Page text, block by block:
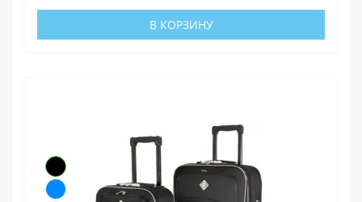
В КОРЗИНУ